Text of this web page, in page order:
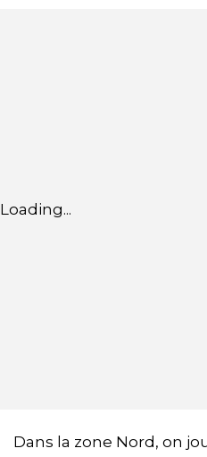
Loading...
Dans la zone Nord, on